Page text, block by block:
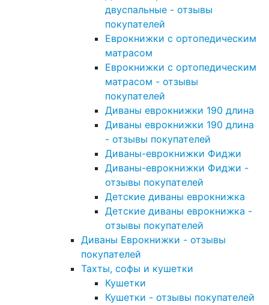
двуспальные - отзывы
покупателей
Еврокнижки с ортопедическим
матрасом
Еврокнижки с ортопедическим
матрасом - отзывы
покупателей
Диваны еврокнижки 190 длина
Диваны еврокнижки 190 длина
- отзывы покупателей
Диваны-еврокнижки Фиджи
Диваны-еврокнижки Фиджи -
отзывы покупателей
Детские диваны еврокнижка
Детские диваны еврокнижка -
отзывы покупателей
Диваны Еврокнижки - отзывы
покупателей
Тахты, софы и кушетки
Кушетки
Кушетки - отзывы покупателей